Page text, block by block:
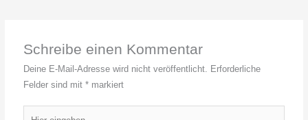
Schreibe einen Kommentar
Deine E-Mail-Adresse wird nicht veröffentlicht. Erforderliche
Felder sind mit* markiert